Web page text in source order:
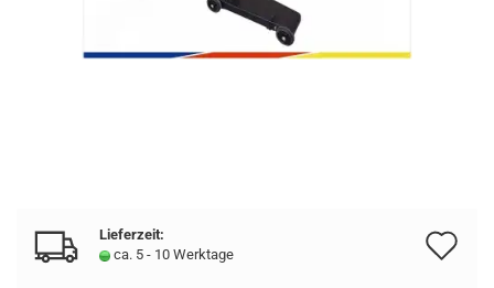
Lieferzeit:
ca. 5 - 10 Werktage